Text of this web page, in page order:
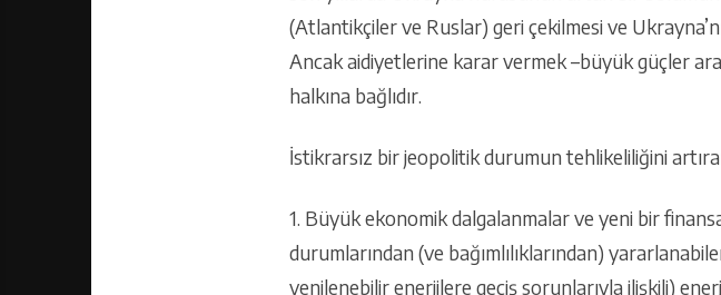
(Atlantikçiler ve Ruslar) geri çekilmesi ve
Ancak aidiyetlerine karar vermek –büyük güçler
halkına bağlıdır.
İstikrarsız bir jeopolitik durumun tehlikeliliğini
1. Büyük ekonomik dalgalanmalar ve yeni bir
durumlarından (ve bağımlılıklarından)
yenilenebilir enerjilere geçiş sorunlarıyla ilişkili)